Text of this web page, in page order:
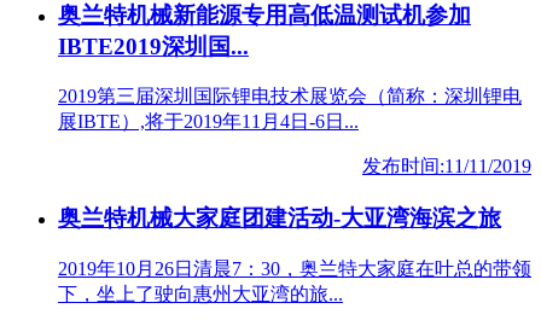
奥兰特机械新能源专用高低温测试机参加
IBTE2019深圳国...
2019第三届深圳国际锂电技术展览会（简称：深圳锂电
展IBTE）,将于2019年11月4日-6日...
发布时间:11/11/2019
奥兰特机械大家庭团建活动-大亚湾海滨之旅
2019年10月26日清晨7：30，奥兰特大家庭在叶总的带领
下，坐上了驶向惠州大亚湾的旅...